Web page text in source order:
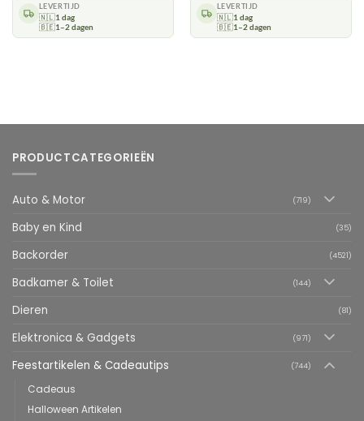
LEVERTIJD
🇳🇱1 dag
🇧🇪1–2 dagen
LEVERTIJD
🇳🇱1 dag
🇧🇪1–2 dagen
PRODUCTCATEGORIEËN
Auto & Motor (719)
Baby en Kind (35)
Backorder (4521)
Badkamer & Toilet (144)
Dieren (81)
Elektronica & Gadgets (971)
Feestartikelen & Cadeautips (744)
Cadeaus
Halloween Artikelen